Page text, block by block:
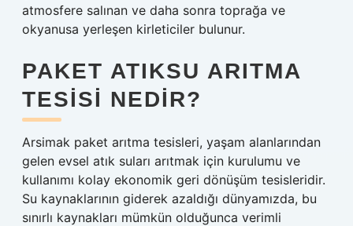
atmosfere salınan ve daha sonra toprağa ve
okyanusa yerleşen kirleticiler bulunur.
PAKET ATIKSU ARITMA
TESISI NEDIR?
Arsimak paket arıtma tesisleri, yaşam alanlarından
gelen evsel atık suları arıtmak için kurulumu ve
kullanımı kolay ekonomik geri dönüşüm tesisleridir.
Su kaynaklarının giderek azaldığı dünyamızda, bu
sınırlı kaynakları mümkün olduğunca verimli